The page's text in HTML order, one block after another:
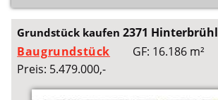
Grundstück kaufen2371 Hinterbrühl
Baugrundstück
GF: 16.186 m²
Preis: 5.479.000,-